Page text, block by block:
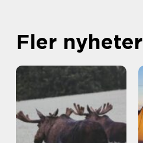
Fler nyheter